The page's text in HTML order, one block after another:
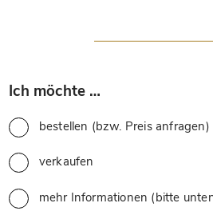
Ich möchte …
bestellen (bzw. Preis anfragen)
verkaufen
mehr Informationen (bitte